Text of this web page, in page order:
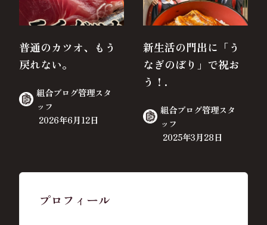
普通のカツオ、もう
戻れない。
組合ブログ管理スタ
ッフ
2026年6月12日
新生活の門出に「う
なぎのぼり」で祝お
う！.
組合ブログ管理スタ
ッフ
2025年3月28日
プロフィール